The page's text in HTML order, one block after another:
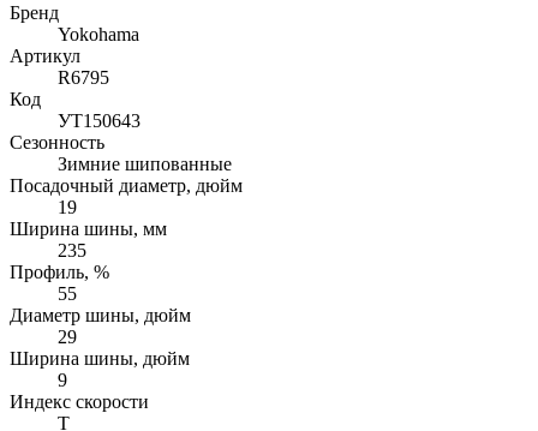
Бренд
Yokohama
Артикул
R6795
Код
УТ150643
Сезонность
Зимние шипованные
Посадочный диаметр, дюйм
19
Ширина шины, мм
235
Профиль, %
55
Диаметр шины, дюйм
29
Ширина шины, дюйм
9
Индекс скорости
T